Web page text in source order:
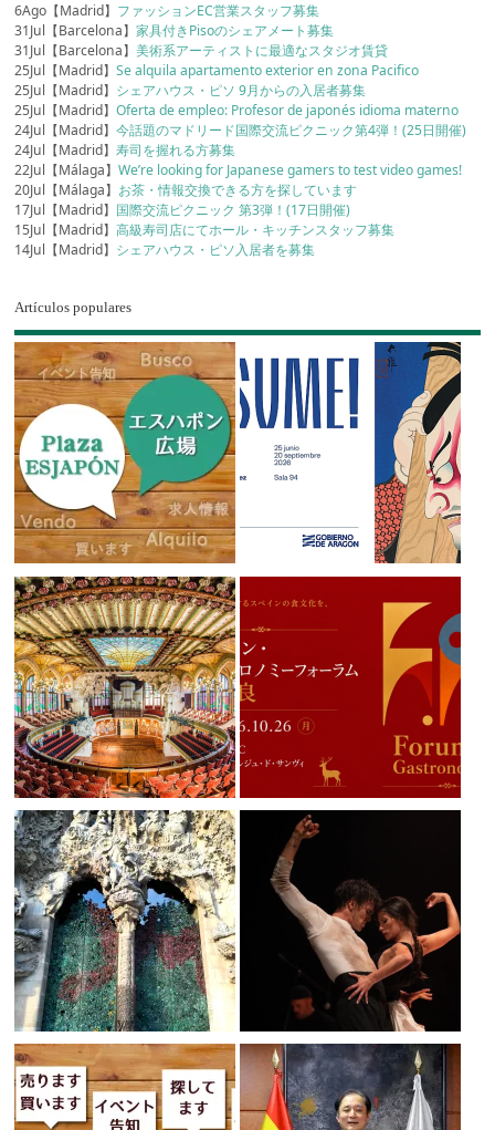
6Ago【Madrid】 ファッションEC営業スタッフ募集
31Jul【Barcelona】家具付きPisoのシェアメート募集
31Jul【Barcelona】美術系アーティストに最適なスタジオ賃貸
25Jul【Madrid】Se alquila apartamento exterior en zona Pacifico
25Jul【Madrid】 シェアハウス・ピソ 9月からの入居者募集
25Jul【Madrid】Oferta de empleo: Profesor de japonés idioma materno
24Jul【Madrid】今話題のマドリード国際交流ピクニック第4弾！(25日開催)
24Jul【Madrid】寿司を握れる方募集
22Jul【Málaga】We’re looking for Japanese gamers to test video games!
20Jul【Málaga】 お茶・情報交換できる方を探しています
17Jul【Madrid】 国際交流ピクニック 第3弾！(17日開催)
15Jul【Madrid】高級寿司店にてホール・キッチンスタッフ募集
14Jul【Madrid】 シェアハウス・ピソ入居者を募集
Artículos populares